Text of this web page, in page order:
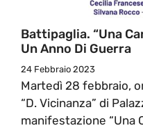
Battipaglia. “Una
Un Anno Di Guerra
24 Febbraio 2023
Martedì 28 febbraio,
“D. Vicinanza” di
manifestazione “Una